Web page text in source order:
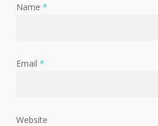
Name *
Email *
Website